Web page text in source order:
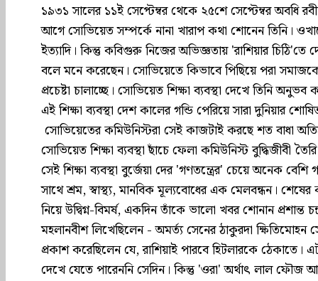
১৯৩১ সালের ১১ই সেপ্টেম্বর থেকে ২৫শে সেপ্টেম্বর অবধি
আগে সোভিয়েত সম্পর্কে নানা খারাপ কথা শোনেন তিনি।
ইত্যাদি। কিন্তু কবিগুরু নিজের অভিজ্ঞতায় 'রাশিয়ার চিঠি'তে
বলে মনে করেছেন। সোভিয়েতে কিভাবে পিছিয়ে পরা
প্রচেষ্টা চালাচ্ছে। সোভিয়েত শিক্ষা ব্যবস্থা দেখে তিনি
এই শিক্ষা ব্যবস্থা দেশ কালের গন্ডি পেরিয়ে সারা দুনিয়ার
সোভিয়েতের কমিউনিস্টরা সেই কাজটাই করছে শত বাধা
সোভিয়েত শিক্ষা ব্যবস্থা ছাঁচে ফেলা কমিউনিস্ট বুদ্ধিজীবী
সেই শিক্ষা ব্যবস্থা বুর্জেয়া দের 'গণতন্ত্রের' চেয়ে অনেক বেশি
সাথে শ্রম, স্বাস্থ্য, মানবিক মূল্যবোধের এক মেলবন্ধন।
নিয়ে উদ্বিগ্ন-বিমর্ষ, একদিন তাঁকে ভালো খবর শোনান প্রশান্ত
মহলানবীশ লিখেছিলেন - অমর্ত্য সেনের ঠাকুরদা
প্রকাশ করেছিলেন যে, রাশিয়াই পারবে হিটলারকে ঠেকাতে।
দেখে যেতে পারেননি সেদিন। কিন্তু 'ওরা' অর্থাৎ লাল ফৌজ